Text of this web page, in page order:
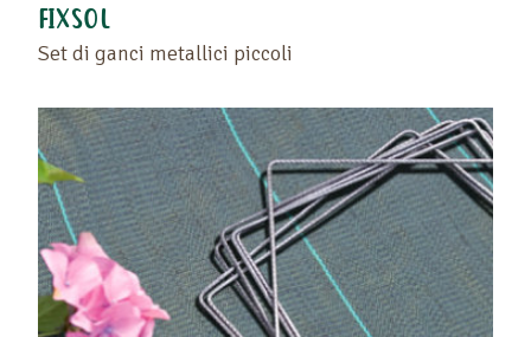
FIXSOL
Set di ganci metallici piccoli